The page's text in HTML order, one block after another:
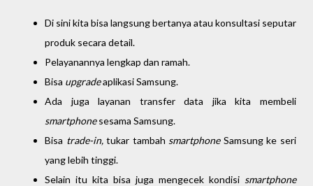
Di sini kita bisa langsung bertanya atau konsultasi seputar
produk secara detail.
Pelayanannya lengkap dan ramah.
Bisa upgradeaplikasi Samsung.
Ada juga layanan transfer data jika kita membeli
smartphonesesama Samsung.
Bisa trade-in,tukar tambah smartphone Samsung ke seri
yang lebih tinggi.
Selain itu kita bisa juga mengecek kondisi smartphone